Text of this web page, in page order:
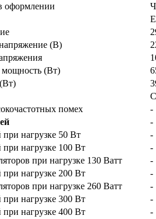
оформлении
(В)
мощность (Вт)
помех
-
-
при нагрузке 50 Вт
-
при нагрузке 100 Вт
-
при нагрузке 130 Ватт
-
при нагрузке 200 Вт
-
при нагрузке 260 Ватт
-
при нагрузке 300 Вт
-
при нагрузке 400 Вт
-